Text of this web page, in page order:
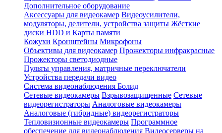
Дополнительное оборудование
Аксессуары для видеокамер Видеоусилители,
модуляторы, делители, устройства защиты Жёсткие
диски HDD и Карты памяти
Кожухи Кронштейны Микрофоны
Объективы для видеокамер Прожекторы инфракрасные
Прожекторы светодиодные
Пульты управления, матричные переключатели
Устройства передачи видео
Система видеонаблюдения Болид
Сетевые видеокамеры Взрывозащищенные Сетевые
видеорегистраторы Аналоговые видеокамеры
Аналоговые (гибридные) видеорегистраторы
Тепловизионные видеокамеры Программное
обеспечение для видеонаблюдения Видеосерверы на